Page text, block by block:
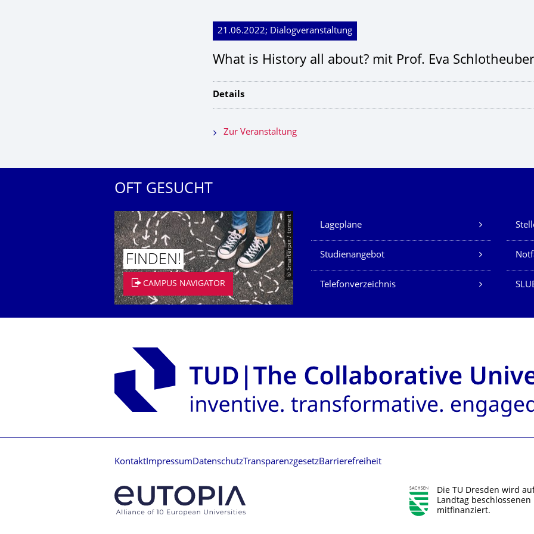
21.06.2022; Dialogveranstaltung
What is History all about? mit Prof. Eva Schlotheuber
Details
Zur Veranstaltung
OFT GESUCHT
© Smarterpix / tomert
FINDEN!
CAMPUS NAVIGATOR
Unsere Dienste
Lagepläne
Studienangebot
Telefonverzeichnis
Kontakt Impressum DatenschutzTransparenzgesetzBarrierefreiheit
Die TU Dresden wird
Landtag
mitfinanziert.